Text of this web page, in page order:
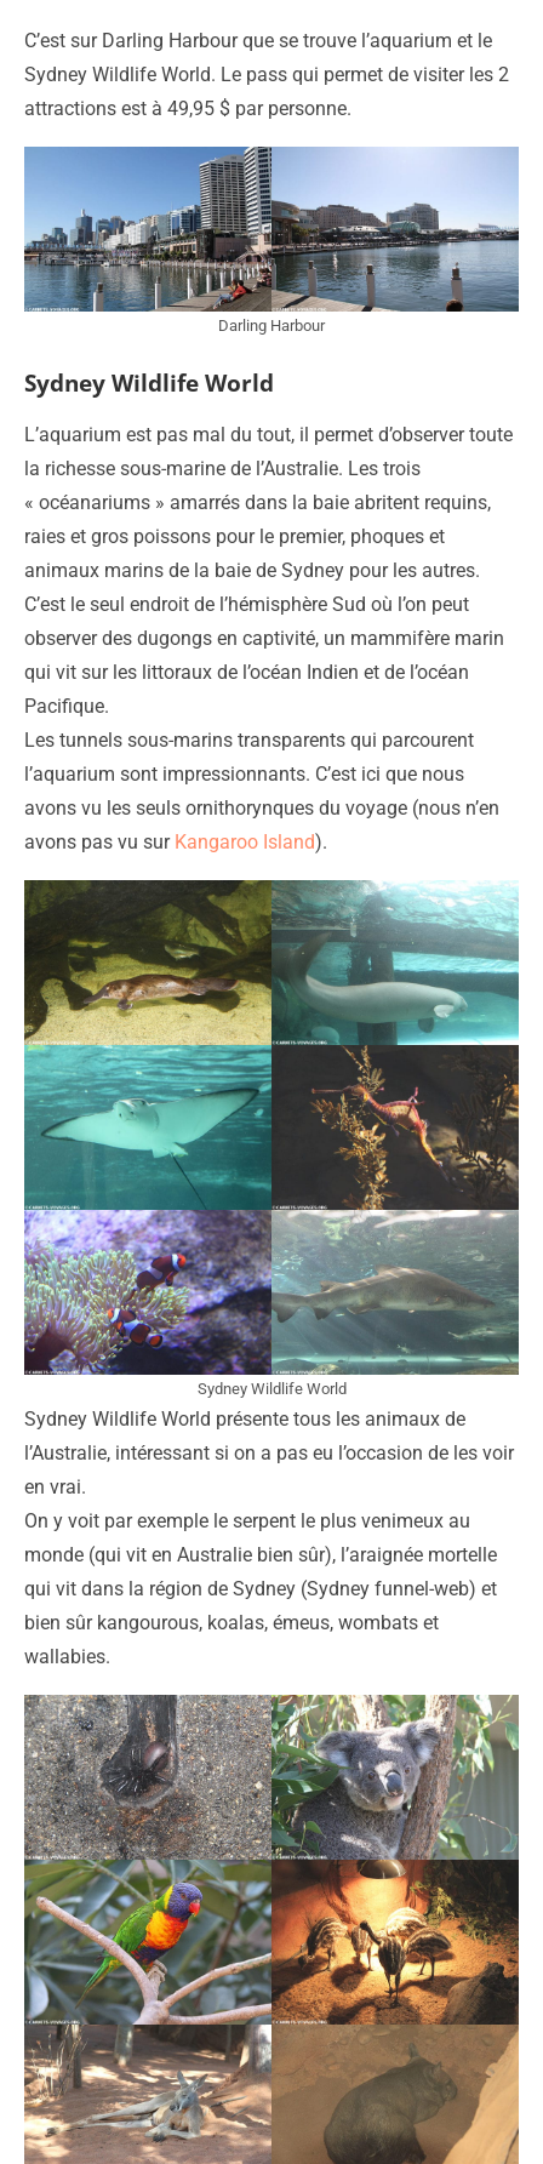
C’est sur Darling Harbour que se trouve l’aquarium et le
Sydney Wildlife World. Le pass qui permet de visiter les 2
attractions est à 49,95 $ par personne.
Darling Harbour
Sydney Wildlife World
L’aquarium est pas mal du tout, il permet d’observer toute
la richesse sous-marine de l’Australie. Les trois
« océanariums » amarrés dans la baie abritent requins,
raies et gros poissons pour le premier, phoques et
animaux marins de la baie de Sydney pour les autres.
C’est le seul endroit de l’hémisphère Sud où l’on peut
observer des dugongs en captivité, un mammifère marin
qui vit sur les littoraux de l’océan Indien et de l’océan
Pacifique.
Les tunnels sous-marins transparents qui parcourent
l’aquarium sont impressionnants. C’est ici que nous
avons vu les seuls ornithorynques du voyage (nous n’en
avons pas vu sur Kangaroo Island).
Sydney Wildlife World
Sydney Wildlife World présente tous les animaux de
l’Australie, intéressant si on a pas eu l’occasion de les voir
en vrai.
On y voit par exemple le serpent le plus venimeux au
monde (qui vit en Australie bien sûr), l’araignée mortelle
qui vit dans la région de Sydney (Sydney funnel-web) et
bien sûr kangourous, koalas, émeus, wombats et
wallabies.